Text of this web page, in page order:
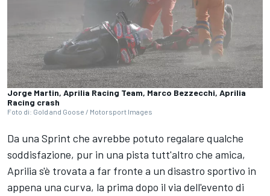
Jorge Martin, Aprilia Racing Team, Marco Bezzecchi, Aprilia
Racing crash
Foto di: Gold and Goose / Motorsport Images
Da una Sprint che avrebbe potuto regalare qualche
soddisfazione, pur in una pista tutt'altro che amica,
Aprilia s'è trovata a far fronte a un disastro sportivo in
appena una curva, la prima dopo il via dell'evento di